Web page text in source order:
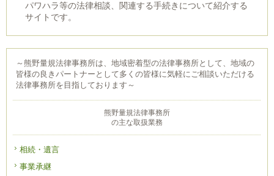
～熊野量規法律事務所は、地域密着型の法律事務所として、地域の
皆様の良きパートナーとして多くの皆様に気軽にご相談いただける
法律事務所を目指しております～
熊野量規法律事務所
の主な取扱業務
相続・遺言
事業承継
パワハラ等の法律相談、関連する手続きについて紹介する
サイトです。